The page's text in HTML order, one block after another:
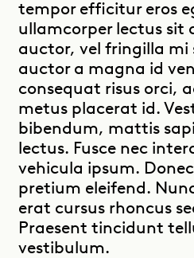
Dealers
Instagram
tempor efficitur eros
ullamcorper lectus sit
auctor, vel fringilla mi
auctor a magna id
consequat risus orci,
metus placerat id.
bibendum, mattis
lectus. Fusce nec
vehicula ipsum.
pretium eleifend.
erat cursus rhoncus
Praesent tincidunt
vestibulum.